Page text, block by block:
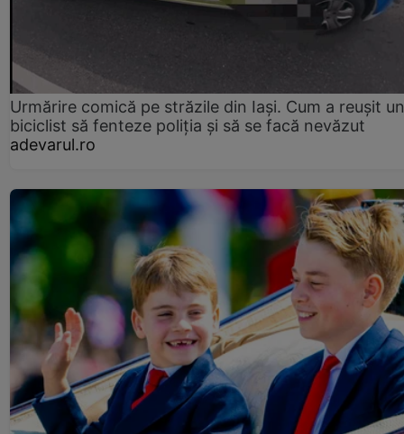
Urmărire comică pe străzile din Iași. Cum a reușit un
biciclist să fenteze poliția și să se facă nevăzut
adevarul.ro